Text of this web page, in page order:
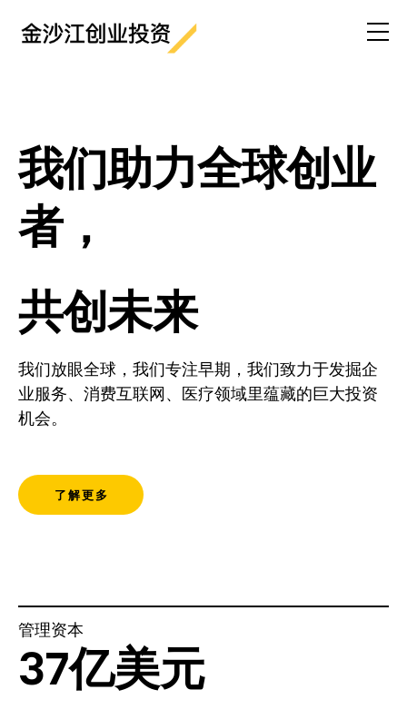
我们助力全球创业
者，
共创未来
我们放眼全球，我们专注早期，我们致力于发掘企
业服务、消费互联网、医疗领域里蕴藏的巨大投资
机会。
了解更多
管理资本
37亿美元